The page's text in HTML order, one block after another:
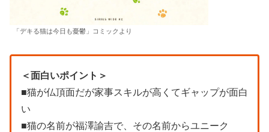
「デキる猫は今日も憂鬱」コミックより
＜面白いポイント＞
■猫が仏頂面だが家事スキルが高くてギャップが面白
い
■猫の名前が福澤諭吉で、その名前からユニーク